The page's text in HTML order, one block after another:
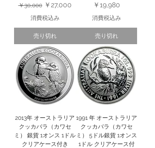
通常価格
￥30,000 セール価格
￥27,000
消費税込み
売り切れ
価格
￥19,980
消費税込み
売り切れ
2013年 オーストラリア
クッカバラ（カワセ
ミ） 銀貨 1オンス 1ドル
クリアケース付き
1991 年 オーストラリア
クッカバラ（カワセ
ミ） 5ドル銀貨 1オンス
1ドル クリアケース付